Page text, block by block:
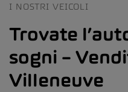
I NOSTRI VEICOLI
Trovate
sogni –
Villeneuve